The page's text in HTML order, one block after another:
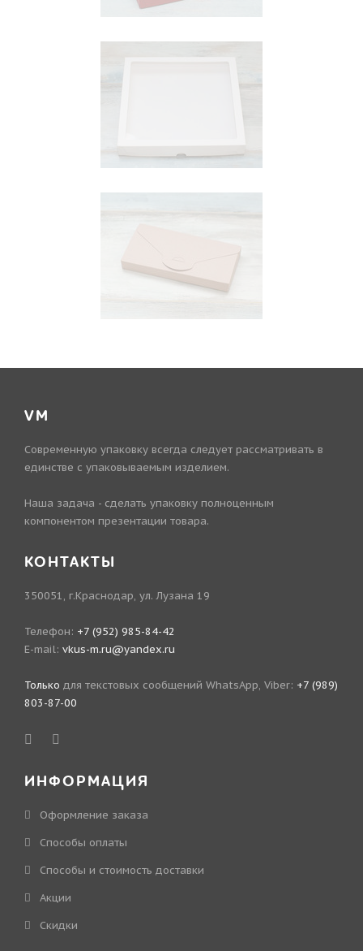
VM
Современную упаковку всегда следует рассматривать в
единстве с упаковываемым изделием.
Наша задача - сделать упаковку полноценным
компонентом презентации товара.
КОНТАКТЫ
350051, г.Краснодар, ул. Лузана 19
Телефон: +7 (952) 985-84-42
E-mail: vkus-m.ru@yandex.ru
Только для текстовых сообщений WhatsApp, Viber: +7 (989)
803-87-00
ИНФОРМАЦИЯ
Оформление заказа
Способы оплаты
Способы и стоимость доставки
Акции
Скидки